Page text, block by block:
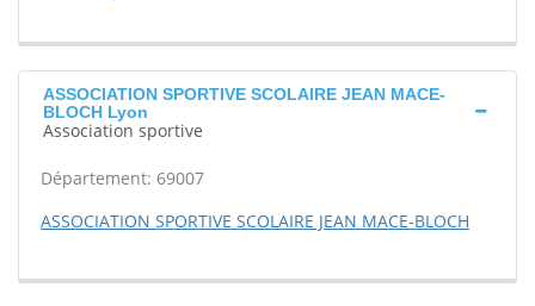
ASSOCIATION SPORTIVE SCOLAIRE JEAN MACE-
BLOCH Lyon
Association sportive
Département: 69007
ASSOCIATION SPORTIVE SCOLAIRE JEAN MACE-BLOCH